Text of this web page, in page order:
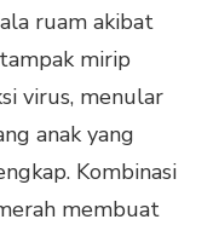
ruam akibat
mirip
virus, menular
anak yang
Kombinasi
membuat